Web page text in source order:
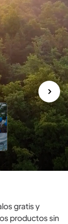
gratis y
productos sin